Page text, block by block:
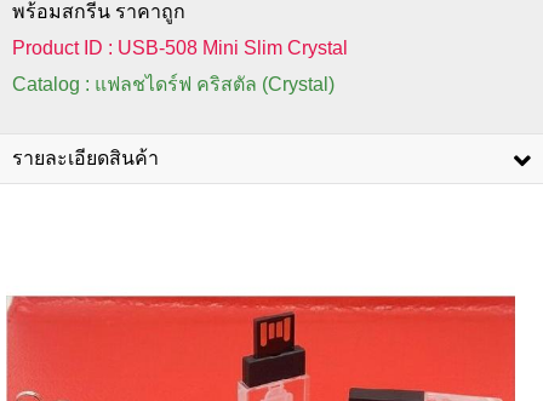
พร้อมสกรีน ราคาถูก
Product ID : USB-508 Mini Slim Crystal
Catalog : แฟลชไดร์ฟ คริสตัล (Crystal)
รายละเอียดสินค้า